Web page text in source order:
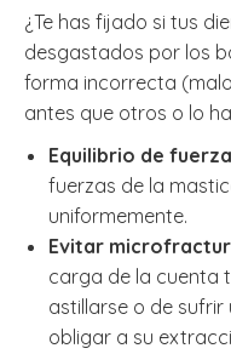
¿Te has fijado si tus
desgastados por los
forma incorrecta
antes que otros o lo
Equilibrio de
fuerzas de la
uniformemente.
Evitar
carga de la cuenta
astillarse o de
obligar a su